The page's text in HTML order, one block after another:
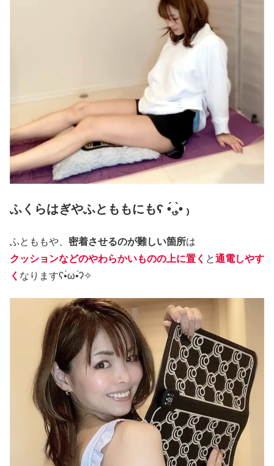
ふくらはぎやふとももにもʕ •́؈•̀ ₎
ふとももや、 密着させるのが難しい箇所は
クッションなどのやわらかいものの上に置く と通電しやす
く なりますʕ•̀ω•́ʔ✧